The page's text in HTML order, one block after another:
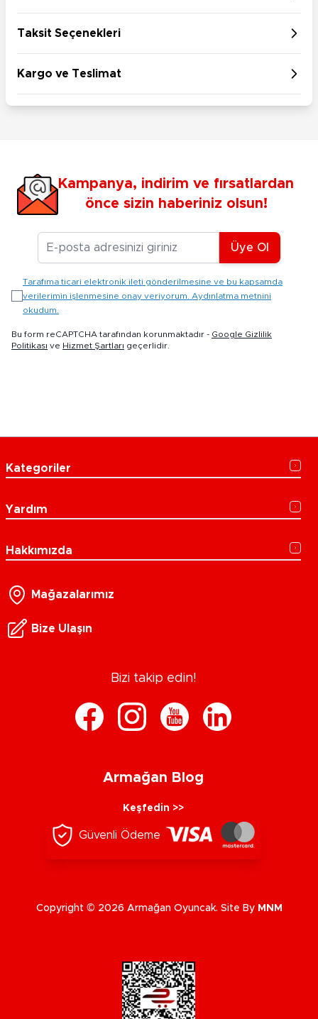
Taksit Seçenekleri
Kargo ve Teslimat
Kampanya, indirim ve fırsatlardan
önce sizin haberiniz olsun!
E-posta Adresiniz
Üye Ol
Tarafıma ticari elektronik ileti gönderilmesine ve bu kapsamda
verilerimin işlenmesine onay veriyorum. Aydınlatma metnini
okudum.
Bu form reCAPTCHA tarafından korunmaktadır - Google Gizlilik
Politikası ve Hizmet Şartları geçerlidir.
Kategoriler
Yardım
Hakkımızda
Mağazalarımız
Bize Ulaşın
Bizi takip edin!
Armağan Blog
Keşfedin >>
Güvenli Ödeme
Copyright © 2026 Armağan Oyuncak. Site By MNM